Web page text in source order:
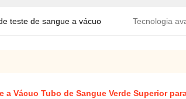
teste de sangue a vácuo Tecnologia
a Vácuo Tubo de Sangue Verde Superior